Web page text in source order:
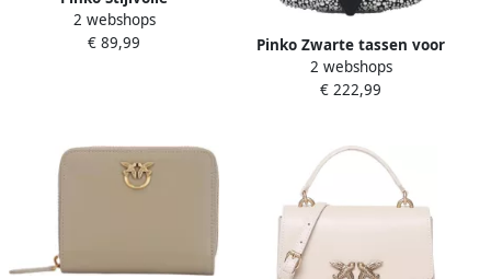
Portemonnees en
Kaarthouders Gray Dames
2 webshops
€ 89,99
Pinko Zwarte tassen voor
stijlvolle outfits Black
Dames
2 webshops
€ 222,99